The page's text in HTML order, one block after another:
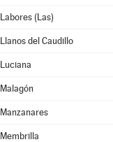
Labores (Las)
Llanos del Caudillo
Luciana
Malagón
Manzanares
Membrilla